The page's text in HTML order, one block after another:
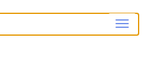
탐
색
전